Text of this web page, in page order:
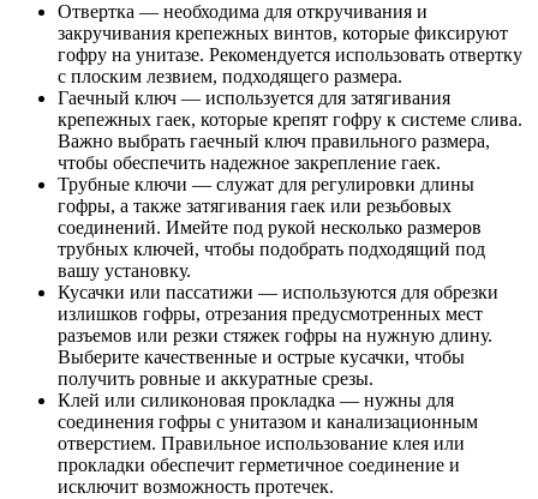
Отвертка — необходима для откручивания и
закручивания крепежных винтов, которые фиксируют
гофру на унитазе. Рекомендуется использовать отвертку
с плоским лезвием, подходящего размера.
Гаечный ключ — используется для затягивания
крепежных гаек, которые крепят гофру к системе слива.
Важно выбрать гаечный ключ правильного размера,
чтобы обеспечить надежное закрепление гаек.
Трубные ключи — служат для регулировки длины
гофры, а также затягивания гаек или резьбовых
соединений. Имейте под рукой несколько размеров
трубных ключей, чтобы подобрать подходящий под
вашу установку.
Кусачки или пассатижи — используются для обрезки
излишков гофры, отрезания предусмотренных мест
разъемов или резки стяжек гофры на нужную длину.
Выберите качественные и острые кусачки, чтобы
получить ровные и аккуратные срезы.
Клей или силиконовая прокладка — нужны для
соединения гофры с унитазом и канализационным
отверстием. Правильное использование клея или
прокладки обеспечит герметичное соединение и
исключит возможность протечек.